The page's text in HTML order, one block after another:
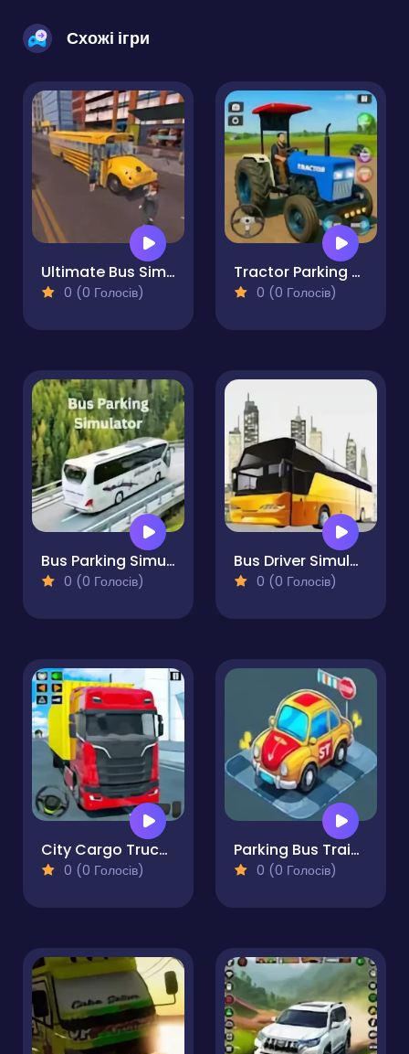
Схожі ігри
Ultimate Bus Simulator Driver Duty 3D
0 (0 Голосів)
Tractor Parking and Driving Game
0 (0 Голосів)
Bus Parking Simulator
0 (0 Голосів)
Bus Driver Simulator 3D
0 (0 Голосів)
City Cargo Truck Driving Game
0 (0 Голосів)
Parking Bus Training
0 (0 Голосів)